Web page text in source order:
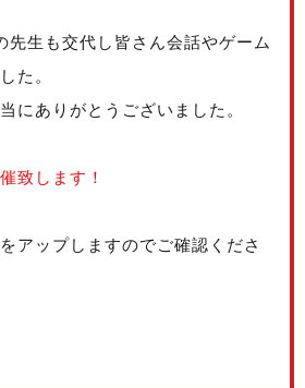
先生も交代し皆さん会話やゲーム
た。
にありがとうございました。
致します！
アップしますのでご確認くださ